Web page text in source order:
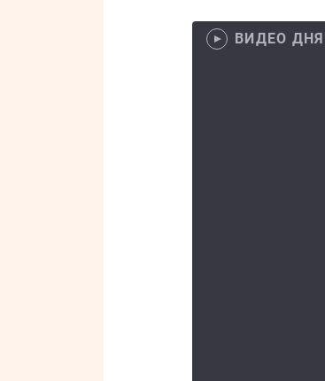
ВИДЕО ДНЯ